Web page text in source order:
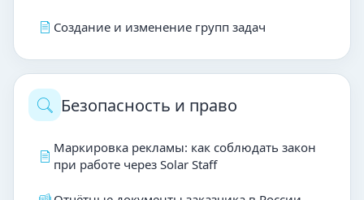
Создание и изменение групп задач
Безопасность и право
Маркировка рекламы: как соблюдать закон
при работе через Solar Staff